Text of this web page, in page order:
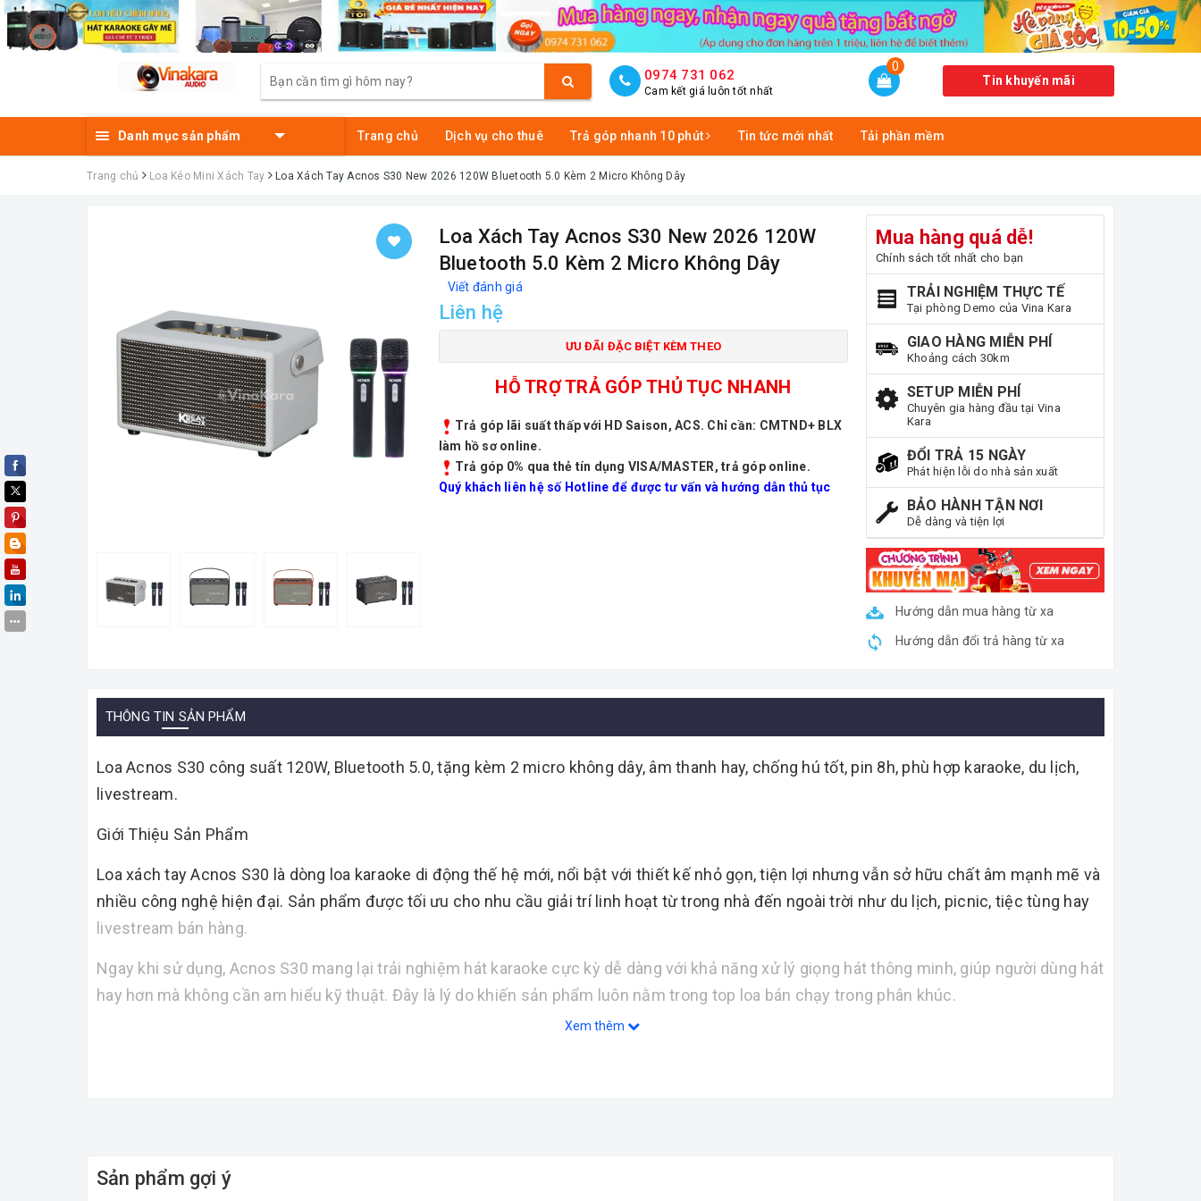
0974 731 062
Cam kết giá luôn tốt nhất
0
Tin khuyến mãi
Danh mục sản phẩm Trang chủ Dịch vụ cho thuê Trả góp nhanh 10 phút Tin tức mới nhất Tải phần mềm
Trang chủ Loa Kéo Mini Xách Tay Loa Xách Tay Acnos S30 New 2026 120W Bluetooth 5.0 Kèm 2 Micro Không Dây
Loa Xách Tay Acnos S30 New 2026 120W
Bluetooth 5.0 Kèm 2 Micro Không Dây
Viết đánh giá
Liên hệ
ƯU ĐÃI ĐẶC BIỆT KÈM THEO
HỖ TRỢ TRẢ GÓP THỦ TỤC NHANH
Trả góp lãi suất thấp với HD Saison, ACS. Chỉ cần: CMTND+ BLX
làm hồ sơ online.
Trả góp 0% qua thẻ tín dụng VISA/MASTER, trả góp online.
Quý khách liên hệ số Hotline để được tư vấn và hướng dẫn thủ tục
Mua hàng quá dễ!
Chính sách tốt nhất cho bạn
TRẢI NGHIỆM THỰC TẾ
Tại phòng Demo của Vina Kara
GIAO HÀNG MIỄN PHÍ
Khoảng cách 30km
SETUP MIỄN PHÍ
Chuyên gia hàng đầu tại Vina
Kara
ĐỔI TRẢ 15 NGÀY
Phát hiện lỗi do nhà sản xuất
BẢO HÀNH TẬN NƠI
Dễ dàng và tiện lợi
Hướng dẫn mua hàng từ xa
Hướng dẫn đổi trả hàng từ xa
THÔNG TIN SẢN PHẨM
Loa Acnos S30 công suất 120W, Bluetooth 5.0, tặng kèm 2 micro không dây, âm thanh hay, chống hú tốt, pin 8h, phù hợp karaoke, du lịch,
livestream.
Giới Thiệu Sản Phẩm
Loa xách tay Acnos S30 là dòng loa karaoke di động thế hệ mới, nổi bật với thiết kế nhỏ gọn, tiện lợi nhưng vẫn sở hữu chất âm mạnh mẽ và
nhiều công nghệ hiện đại. Sản phẩm được tối ưu cho nhu cầu giải trí linh hoạt từ trong nhà đến ngoài trời như du lịch, picnic, tiệc tùng hay
livestream bán hàng.
Ngay khi sử dụng, Acnos S30 mang lại trải nghiệm hát karaoke cực kỳ dễ dàng với khả năng xử lý giọng hát thông minh, giúp người dùng hát
hay hơn mà không cần am hiểu kỹ thuật. Đây là lý do khiến sản phẩm luôn nằm trong top loa bán chạy trong phân khúc.
Âm thanh cân bằng: bass gọn, mid rõ, treble sáng, không chói
Xem thêm
Sản phẩm gợi ý